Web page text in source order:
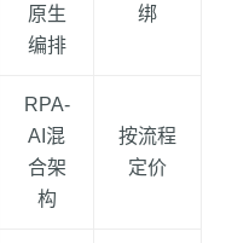
原生
编排
绑
RPA-
AI混
合架
构
按流程
定价